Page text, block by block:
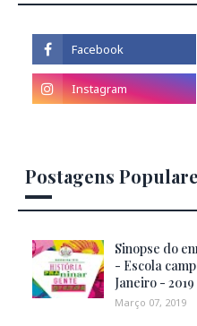
Postagens
Sinopse do
- Escola
Janeiro - 2019
Março 07, 2019